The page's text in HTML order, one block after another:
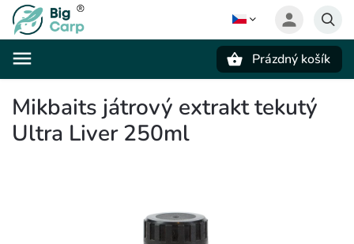
Prázdný košík
Mikbaits játrový extrakt tekutý
Ultra Liver 250ml